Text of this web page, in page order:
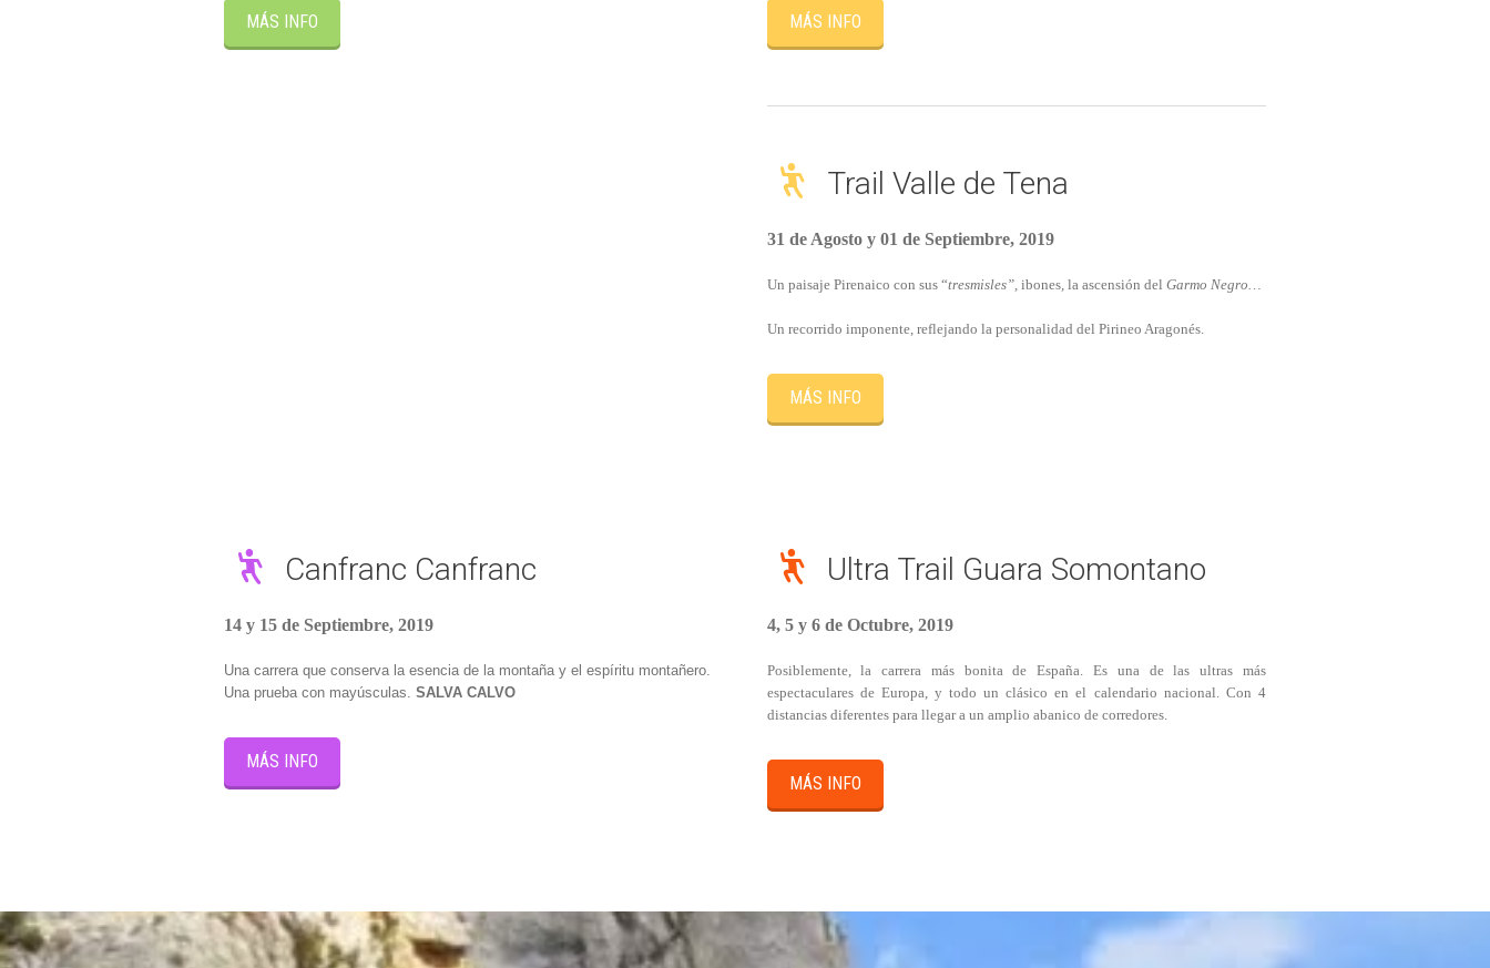
MÁS INFO MÁS INFO
Trail Valle de Tena
31 de Agosto y 01 de Septiembre, 2019
Un paisaje Pirenaico con sus “tresmisles”, ibones, la ascensión del Garmo Negro…
Un recorrido imponente, reflejando la personalidad del Pirineo Aragonés.
MÁS INFO
Canfranc Canfranc
14 y 15 de Septiembre, 2019
Una carrera que conserva la esencia de la montaña y el espíritu montañero.
Una prueba con mayúsculas.SALVA CALVO
MÁS INFO
Ultra Trail Guara Somontano
4, 5 y 6 de Octubre, 2019
Posiblemente, la carrera más bonita de España. Es una de las ultras más
espectaculares de Europa, y todo un clásico en el calendario nacional. Con 4
distancias diferentes para llegar a un amplio abanico de corredores.
MÁS INFO